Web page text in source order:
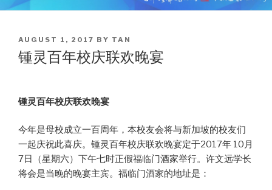
POSTED
ON
AUGUST 1, 2017 BY TAN
锺灵百年校庆联欢晚宴
锺灵百年校庆联欢晚宴
今年是母校成立一百周年，本校友会将与新加坡的校友们
一起庆祝此喜庆。锺灵百年校庆联欢晚宴定于2017年 10月
7日（星期六）下午七时正假福临门酒家举行。许文远学长
将会是当晚的晚宴主宾。福临门酒家的地址是：